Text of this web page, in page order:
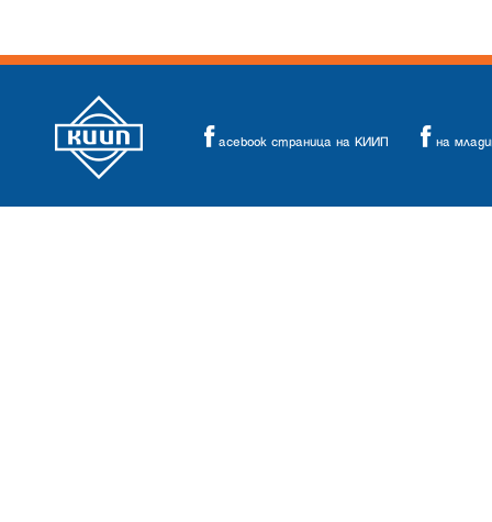
acebook страница на КИИП на